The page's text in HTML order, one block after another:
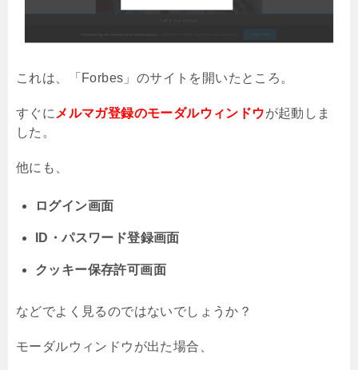
これは、「 Forbes 」のサイトを開いたところ。
すぐに メルマガ登録のモーダルウィンドウが起動しま
した。
他にも、
ログイン画面
ID・パスワード登録画面
クッキー保存許可画面
などでよく見るのではないでしょうか？
モーダルウィンドウが出た場合、